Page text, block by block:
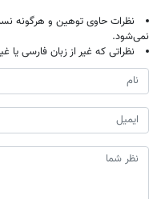
نظرات حاوی توهین و هرگونه
نمی‌شود.
نظراتی که غیر از زبان فارسی یا